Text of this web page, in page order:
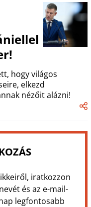
hogy világos
elkezd
nézőit alázni!
iratkozzon
és az e-mail-
legfontosabb